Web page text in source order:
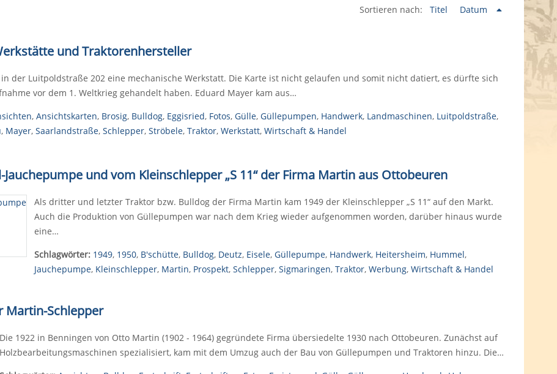
Sortieren nach: Titel Datum
und Traktorenhersteller
der Luitpoldstraße 202 eine mechanische Werkstatt. Die Karte ist nicht gelaufen und somit nicht datiert, es dürfte sich
vor dem 1. Weltkrieg gehandelt haben. Eduard Mayer kam aus…
, Ansichtskarten, Brosig, Bulldog, Eggisried, Fotos, Gülle, Güllepumpen, Handwerk, Landmaschinen, Luitpoldstraße,
, Mayer, Saarlandstraße, Schlepper, Ströbele, Traktor, Werkstatt, Wirtschaft & Handel
und vom Kleinschlepper „S 11“ der Firma Martin aus Ottobeuren
Als dritter und letzter Traktor bzw. Bulldog der Firma Martin kam 1949 der Kleinschlepper „S 11“ auf den Markt.
Auch die Produktion von Güllepumpen war nach dem Krieg wieder aufgenommen worden, darüber hinaus wurde
eine…
Schlagwörter: 1949, 1950, B'schütte, Bulldog, Deutz, Eisele, Güllepumpe, Handwerk, Heitersheim, Hummel,
Jauchepumpe, Kleinschlepper, Martin, Prospekt, Schlepper, Sigmaringen, Traktor, Werbung, Wirtschaft & Handel
Martin-Schlepper
Die 1922 in Benningen von Otto Martin (1902 - 1964) gegründete Firma übersiedelte 1930 nach Ottobeuren. Zunächst auf
Holzbearbeitungsmaschinen spezialisiert, kam mit dem Umzug auch der Bau von Güllepumpen und Traktoren hinzu. Die…